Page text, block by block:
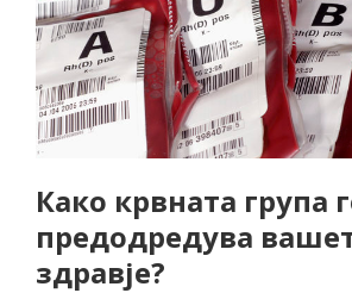
Како крвната група
предодредува
здравје?